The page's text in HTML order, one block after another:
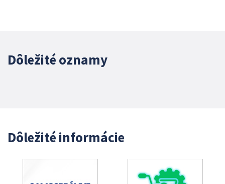
Dôležité oznamy
Dôležité informácie